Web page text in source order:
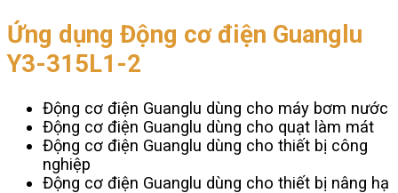
Ứng dụng Động cơ điện Guanglu
Y3-315L1-2
Động cơ điện Guanglu dùng cho máy bơm nước
Động cơ điện Guanglu dùng cho quạt làm mát
Động cơ điện Guanglu dùng cho thiết bị công
nghiệp
Động cơ điện Guanglu dùng cho thiết bị nâng hạ